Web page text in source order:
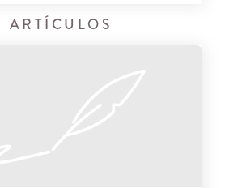
ARTÍCULOS